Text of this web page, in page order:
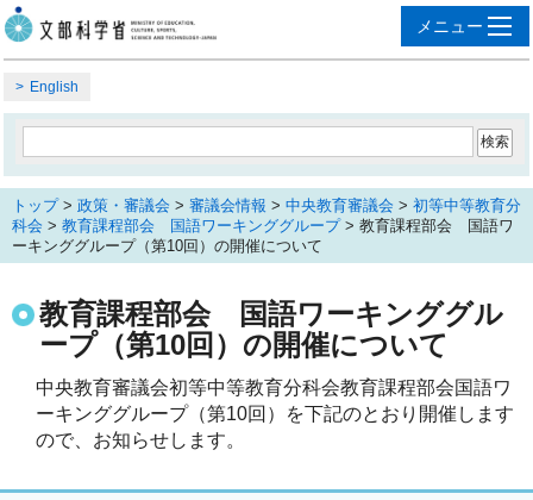
English
トップ> 政策・審議会 > 審議会情報 > 中央教育審議会 > 初等中等教育分
科会 > 教育課程部会 国語ワーキンググループ> 教育課程部会 国語ワ
ーキンググループ（第10回）の開催について
教育課程部会 国語ワーキンググル
ープ（第10回）の開催について
中央教育審議会初等中等教育分科会教育課程部会国語ワ
ーキンググループ（第10回）を下記のとおり開催します
ので、お知らせします。